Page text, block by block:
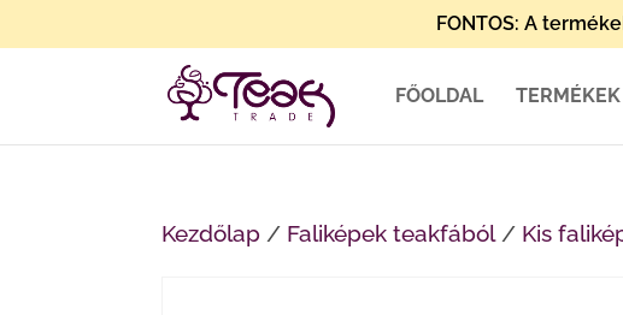
FONTOS: A
FŐOLDAL TERMÉKEK
Kezdőlap / Faliképek teakfából/ Kis